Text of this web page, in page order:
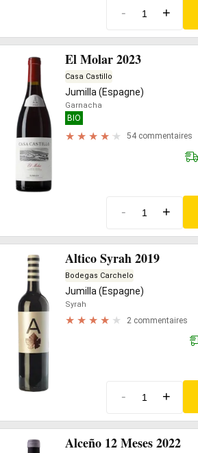
- +
El Molar 2023
Casa Castillo
Jumilla (Espagne)
Garnacha
BIO
54 commentaires
- +
Altico Syrah 2019
Bodegas Carchelo
Jumilla (Espagne)
Syrah
2 commentaires
- +
Alceño 12 Meses 2022